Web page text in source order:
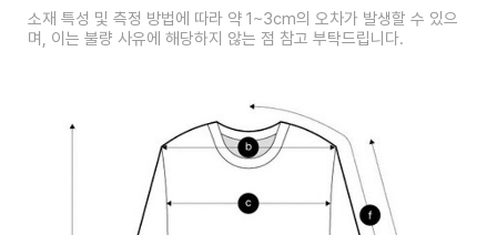
소재 특성 및 측정 방법에 따라 약 1~3cm의 오차가 발생할 수 있으
며, 이는 불량 사유에 해당하지 않는 점 참고 부탁드립니다.